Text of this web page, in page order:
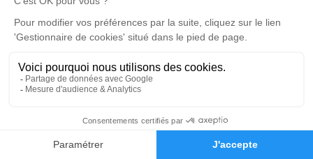
Faire-part Hommages
en l'église Saint Martin, à
Lasbordes
Avenue Saint-Martin de Boville -
Un service de plantation d’arbre hommage est
Je rends hommage